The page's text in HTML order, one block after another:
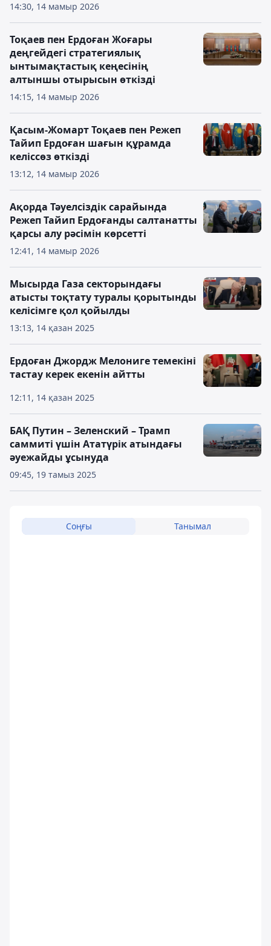
14:30, 14 мамыр 2026
14:15, 14 мамыр 2026
Тоқаев пен Ердоған Жоғары
деңгейдегі стратегиялық
ынтымақтастық кеңесінің
алтыншы отырысын өткізді
13:12, 14 мамыр 2026
Қасым-Жомарт Тоқаев пен Режеп
Тайип Ердоған шағын құрамда
келіссөз өткізді
12:41, 14 мамыр 2026
Ақорда Тәуелсіздік сарайында
Режеп Тайип Ердоғанды салтанатты
қарсы алу рәсімін көрсетті
13:13, 14 қазан 2025
Мысырда Газа секторындағы
атысты тоқтату туралы қорытынды
келісімге қол қойылды
12:11, 14 қазан 2025
Ердоған Джордж Мелониге темекіні
тастау керек екенін айтты
09:45, 19 тамыз 2025
БАҚ Путин – Зеленский – Трамп
саммиті үшін Ататүрік атындағы
әуежайды ұсынуда
Соңғы Танымал